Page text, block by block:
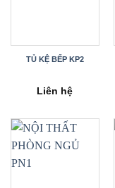
TỦ KỆ BẾP KP2
Liên hệ